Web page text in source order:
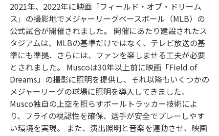
2021年、2022年に映画「フィールド・オブ・ドリーム
ス」の撮影地でメジャーリーグベースボール（MLB）の
公式試合が開催されました。 開催にあたり建設されたス
タジアムは、MLBの基準だけではなく、テレビ放送の基
準にも準拠、さらには、ファンを楽しませる工夫が必要
とされました。 Muscoは30年以上前に映画「Field of
Dreams」の撮影に照明を提供し、それ以降もいくつかの
メジャーリーグの球場に照明を導入してきました。
Musco独自の上空を照らすボールトラッカー技術によ
り、フライの視認性を確保、選手が安全でプレーしやす
い環境を実現。 また、演出照明と音楽を連動させ、映画